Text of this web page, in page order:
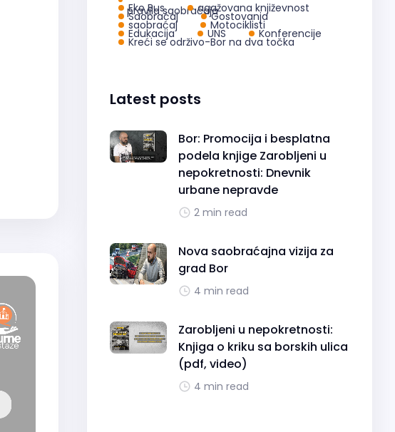
pravila saobraćaja
Eko Bus agažovana književnost
Saobraćaj Gostovanja
saobraćaj Motociklisti
Edukacija UNS Konferencije
Kreći se održivo-Bor na dva točka
Latest posts
Bor: Promocija i besplatna
podela knjige Zarobljeni u
nepokretnosti: Dnevnik
urbane nepravde
2 min read
Nova saobraćajna vizija za
grad Bor
4 min read
Zarobljeni u nepokretnosti:
Knjiga o kriku sa borskih ulica
(pdf, video)
4 min read